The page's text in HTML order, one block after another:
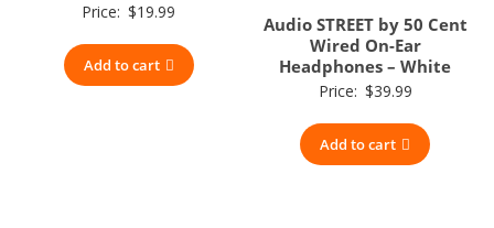
Price: $19.99
Add to cart
Audio STREET by 50 Cent
Wired On-Ear
Headphones – White
Price: $39.99
Add to cart